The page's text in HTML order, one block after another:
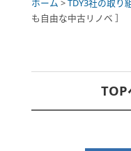
ホーム >TDY3社の取り
も自由な中古リノベ ］
TOP